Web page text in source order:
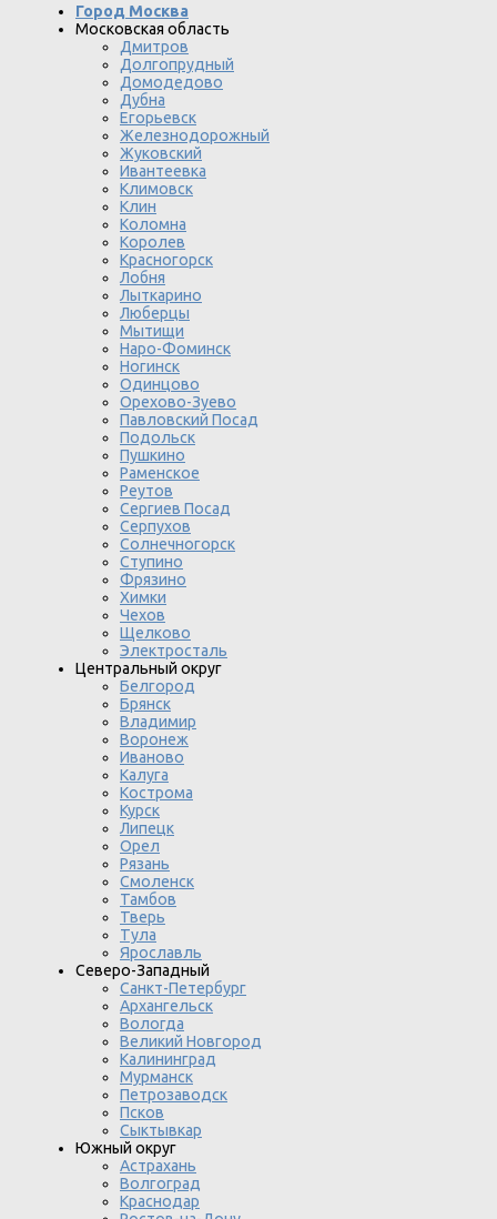
Город Москва
Московская область
Дмитров
Долгопрудный
Домодедово
Дубна
Егорьевск
Железнодорожный
Жуковский
Ивантеевка
Климовск
Клин
Коломна
Королев
Красногорск
Лобня
Лыткарино
Люберцы
Мытищи
Наро-Фоминск
Ногинск
Одинцово
Орехово-Зуево
Павловский Посад
Подольск
Пушкино
Раменское
Реутов
Сергиев Посад
Серпухов
Солнечногорск
Ступино
Фрязино
Химки
Чехов
Щелково
Электросталь
Центральный округ
Белгород
Брянск
Владимир
Воронеж
Иваново
Калуга
Кострома
Курск
Липецк
Орел
Рязань
Смоленск
Тамбов
Тверь
Тула
Ярославль
Северо-Западный
Санкт-Петербург
Архангельск
Вологда
Великий Новгород
Калининград
Мурманск
Петрозаводск
Псков
Сыктывкар
Южный округ
Астрахань
Волгоград
Краснодар